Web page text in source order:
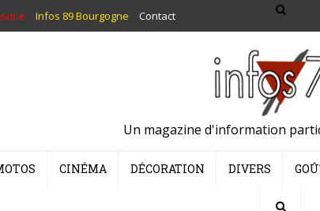
Infos 89 Bourgogne Contact
Un magazine d'information
CINÉMA DÉCORATION DIVERS